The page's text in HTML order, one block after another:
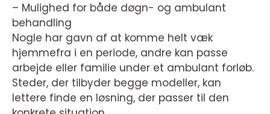
– Mulighed for både døgn- og ambulant
behandling
Nogle har gavn af at komme helt væk
hjemmefra i en periode, andre kan passe
arbejde eller familie under et ambulant forløb.
Steder, der tilbyder begge modeller, kan
lettere finde en løsning, der passer til den